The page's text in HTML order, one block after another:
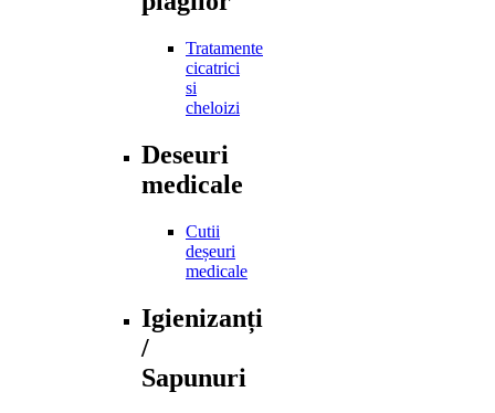
Tratamente
cicatrici
si
cheloizi
Deseuri
medicale
Cutii
deșeuri
medicale
Igienizanți
/
Sapunuri